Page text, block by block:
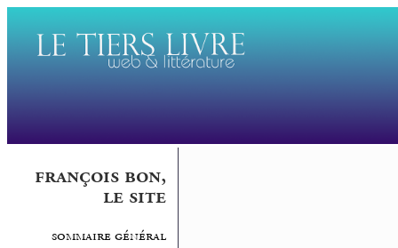
françois bon,
le site
sommaire général